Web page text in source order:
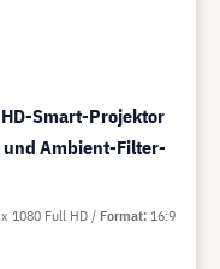
Smart-Projektor
Ambient-Filter-
1080 Full HD Format 16:9